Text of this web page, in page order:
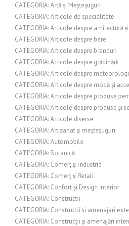
CATEGORIA: Artă și Meșteșuguri
CATEGORIA: Articole de specialitate
CATEGORIA: Articole despre arhitectură
CATEGORIA: Articole despre bere
CATEGORIA: Articole despre branduri
CATEGORIA: Articole despre grădinărit
CATEGORIA: Articole despre
CATEGORIA: Articole despre modă și
CATEGORIA: Articole despre produse
CATEGORIA: Articole despre produse și
CATEGORIA: Articole diverse
CATEGORIA: Artizanat și meșteșuguri
CATEGORIA: Automobile
CATEGORIA: Botanică
CATEGORIA: Comerț și industrie
CATEGORIA: Comerț și Retail
CATEGORIA: Confort și Design Interior
CATEGORIA: Constructii
CATEGORIA: Constructii si amenajari
CATEGORIA: Construcții și amenajări